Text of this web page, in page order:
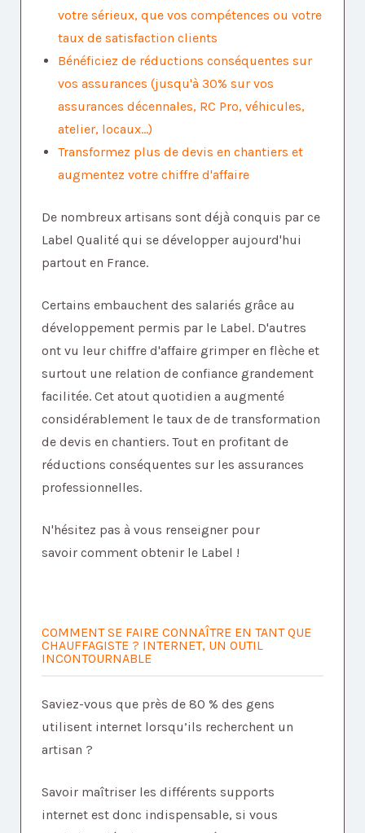
votre sérieux, que vos compétences ou votre
taux de satisfaction clients
Bénéficiez de réductions conséquentes sur
vos assurances (jusqu'à 30% sur vos
assurances décennales, RC Pro, véhicules,
atelier, locaux...)
Transformez plus de devis en chantiers et
augmentez votre chiffre d'affaire
De nombreux artisans sont déjà conquis par ce
Label Qualité qui se développer aujourd'hui
partout en France.
Certains embauchent des salariés grâce au
développement permis par le Label. D'autres
ont vu leur chiffre d'affaire grimper en flèche et
surtout une relation de confiance grandement
facilitée. Cet atout quotidien a augmenté
considérablement le taux de de transformation
de devis en chantiers. Tout en profitant de
réductions conséquentes sur les assurances
professionnelles.
N'hésitez pas à vous renseigner pour
savoir comment obtenir le Label !
COMMENT SE FAIRE CONNAÎTRE EN TANT QUE
CHAUFFAGISTE ? INTERNET, UN OUTIL
INCONTOURNABLE
Saviez-vous que près de 80 % des gens
utilisent internet lorsqu’ils recherchent un
artisan ?
Savoir maîtriser les différents supports
internet est donc indispensable, si vous